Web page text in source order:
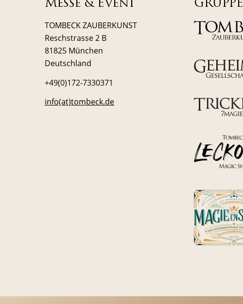
Messe & Event
TOMBECK ZAUBERKUNST
Reschstrasse 2 B
81825 München
Deutschland
+49(0)172-7330371
info(at)tombeck.de
GRUPPE